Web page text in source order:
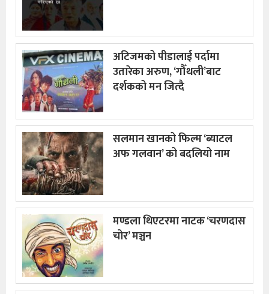
अटिजमको पीडालाई पर्दामा
उतारेका अरुण, ‘गौँथली’बाट
दर्शकको मन जित्दै
सलमान खानको फिल्म ‘ब्याटल
अफ गलवान’ को बदलियो नाम
मण्डला थिएटरमा नाटक ‘चरणदास
चोर’ मञ्चन